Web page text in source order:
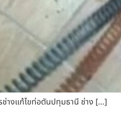
างแก้ไขท่อตันปทุมธานี ช่าง […]